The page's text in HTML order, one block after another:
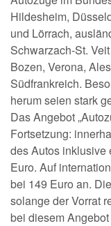
Hildesheim,
und Lörrach,
Schwarzach-St.
Bozen, Verona,
Südfrankreich.
herum seien stark
Das Angebot
Fortsetzung:
des Autos inklusive
Euro. Auf
bei 149 Euro an.
solange der Vorrat
bei diesem